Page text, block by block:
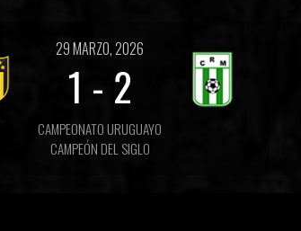
29 MARZO, 2026
1 - 2
CAMPEONATO URUGUAYO
CAMPEÓN DEL SIGLO